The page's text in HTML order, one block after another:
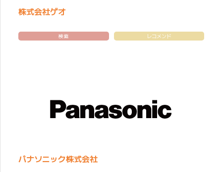
株式会社ゲオ
検索 レコメンド
パナソニック株式会社